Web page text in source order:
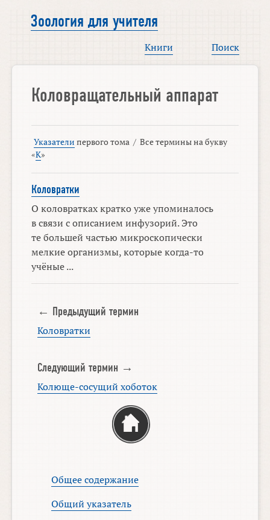
Зоология для учителя
Книги Поиск
Коловращательный аппарат
Указатели первого тома / Все термины на букву
«К»
Коловратки
О коловратках кратко уже упоминалось
в связи с описанием инфузорий. Это
те большей частью микроскопически
мелкие организмы, которые когда-то
учёные ...
← Предыдущий термин
Коловратки
Следующий термин →
Колюще-сосущий хоботок
Общее содержание
Общий указатель